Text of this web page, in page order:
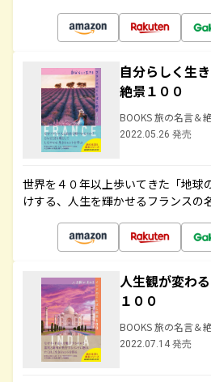
自分らしく生
絶景１００
BOOKS 旅の名言＆
2022.05.26 発売
世界を４０年以上歩いてきた「地球
けする、人生を輝かせるフランスの
人生観が変わ
１００
BOOKS 旅の名言＆
2022.07.14 発売